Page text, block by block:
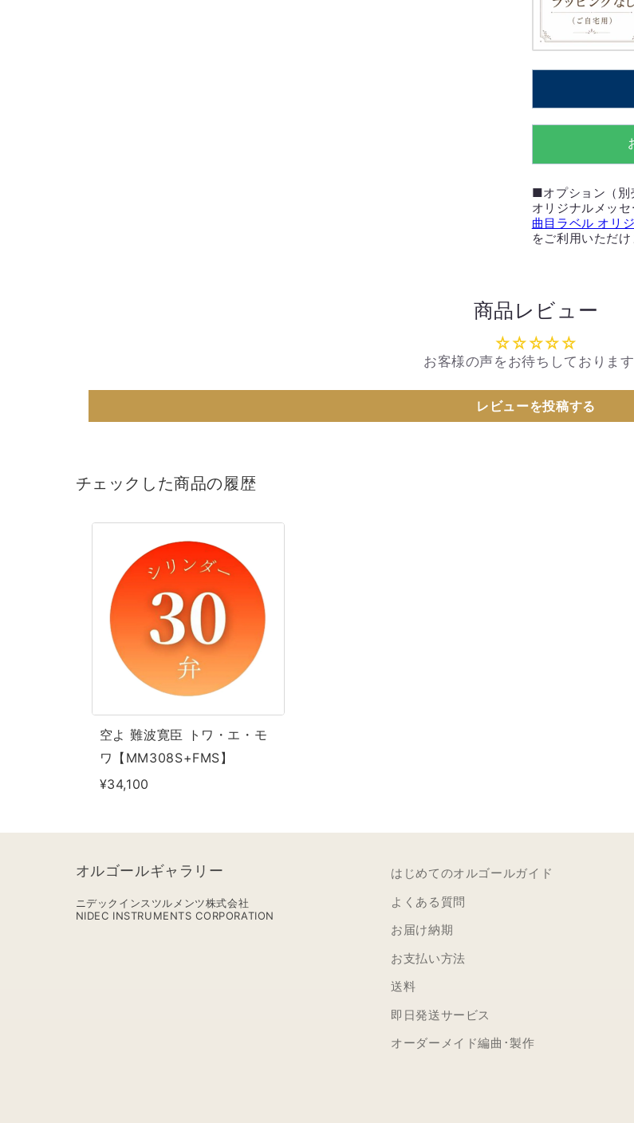
エ・
ワ
【
数
ら
す
■オプション（別
オリジナルメッ
曲目ラベル オリ
をご利用いただけ
商品レビュー
お客様の声をお待ちしております
レビューを投稿する
チェックした商品の履歴
エ・
モ
ワ
【MM308S+FMS】
空よ 難波寛臣 トワ・エ・モ
ワ【MM308S+FMS】
¥34,100
オルゴールギャラリー
ニデックインスツルメンツ株式会社
NIDEC INSTRUMENTS CORPORATION
はじめてのオルゴールガイド
よくある質問
お届け納期
お支払い方法
送料
即日発送サービス
オーダーメイド編曲･製作